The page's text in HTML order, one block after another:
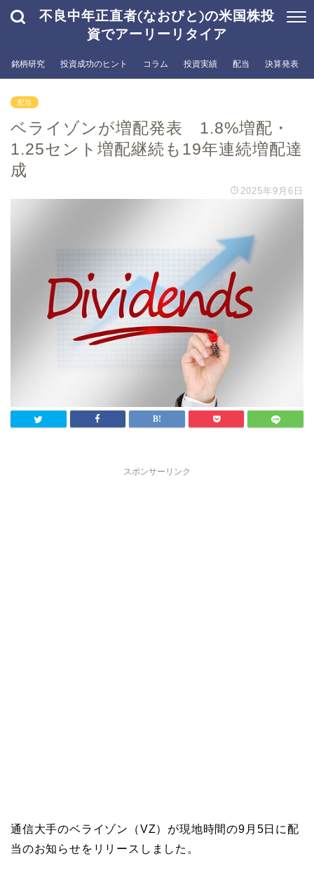
不良中年正直者(なおびと)の米国株投
資でアーリーリタイア
銘柄研究 投資成功のヒント コラム 投資実績 配当 決算発表
配当
ベライゾンが増配発表 1.8%増配・
1.25セント増配継続も19年連続増配達
成
2025年9月6日
スポンサーリンク
通信大手のベライゾン（VZ）が現地時間の9月5日に配
当のお知らせをリリースしました。